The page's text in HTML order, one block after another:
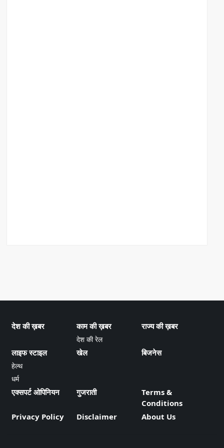
देश की ख़बर काम की ख़बर
देश की रेल
राज्य की ख़बर
लाइफ स्टाइल
हेल्थ
धर्म
खेल बिजनेस
एक्सपर्ट ओपिनियन गुजराती
Terms &
Conditions
Privacy Policy
Disclaimer About Us